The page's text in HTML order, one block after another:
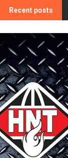
Recent posts